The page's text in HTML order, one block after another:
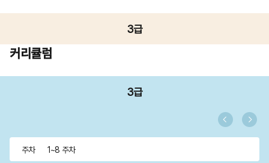
3급
커리큘럼
3급
주차 1~8 주차